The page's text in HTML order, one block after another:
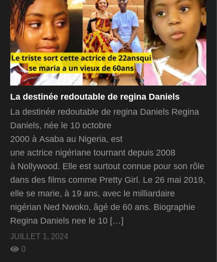
La destinée redoutable de regina Daniels
La destinée redoutable de regina Daniels Regina
Daniels, née le 10 octobre
2000 à Asaba au Nigeria, est
une actrice nigériane tournant depuis 2008
à Nollywood. Elle est surtout connue pour son rôle
dans des films comme Pretty Girl. Le 26 mai 2019,
elle se marie, à 19 ans, avec le milliardaire
nigérian Ned Nwoko, âgé de 60 ans. Biographie
Regina Daniels nee le 10 […]
JUILLET 1, 2024
0